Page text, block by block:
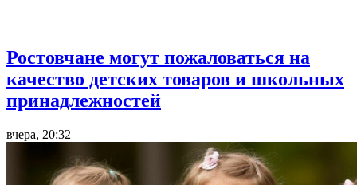
Ростовчане могут пожаловаться на
качество детских товаров и школьных
принадлежностей
вчера, 20:32